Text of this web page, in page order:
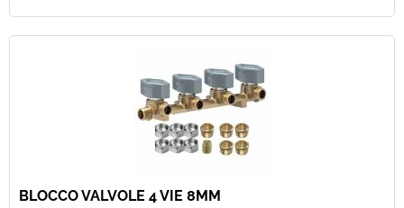
BLOCCO VALVOLE 4 VIE 8MM